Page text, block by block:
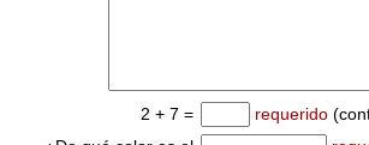
2 + 7 = requerido